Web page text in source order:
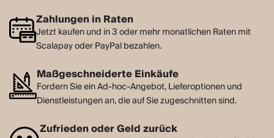
Zahlungen in Raten
Jetzt kaufen und in 3 oder mehr monatlichen Raten mit
Scalapay oder PayPal bezahlen.
Maßgeschneiderte Einkäufe
Fordern Sie ein Ad-hoc-Angebot, Lieferoptionen und
Dienstleistungen an, die auf Sie zugeschnitten sind.
Zufrieden oder Geld zurück